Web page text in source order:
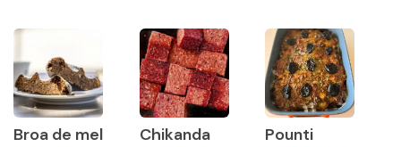
Broa de mel Chikanda Pounti